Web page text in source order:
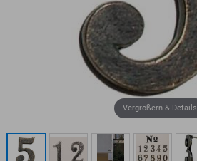
Vergrößern & Details